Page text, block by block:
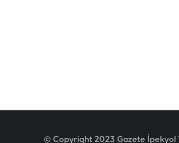
© Copyright 2023 Gazete İpekyol